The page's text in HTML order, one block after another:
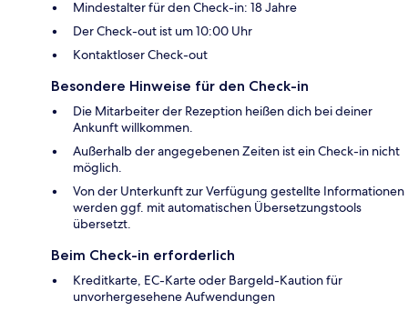
Mindestalter für den Check-in: 18 Jahre
Der Check-out ist um 10:00 Uhr
Kontaktloser Check-out
Besondere Hinweise für den Check-in
Die Mitarbeiter der Rezeption heißen dich bei deiner
Ankunft willkommen.
Außerhalb der angegebenen Zeiten ist ein Check-in nicht
möglich.
Von der Unterkunft zur Verfügung gestellte Informationen
werden ggf. mit automatischen Übersetzungstools
übersetzt.
Beim Check-in erforderlich
Kreditkarte, EC-Karte oder Bargeld-Kaution für
unvorhergesehene Aufwendungen